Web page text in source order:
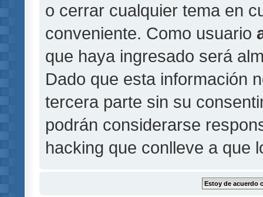
o cerrar cualquier tema en
conveniente. Como usuario
que haya ingresado será
Dado que esta información
tercera parte sin su
podrán considerarse
hacking que conlleve a que